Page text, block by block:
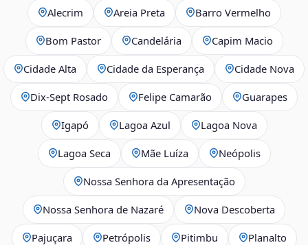
Alecrim Areia Preta Barro Vermelho
Bom Pastor Candelária Capim Macio
Cidade Alta Cidade da Esperança Cidade Nova
Dix‑Sept Rosado Felipe Camarão Guarapes
Igapó Lagoa Azul Lagoa Nova
Lagoa Seca Mãe Luíza Neópolis
Nossa Senhora da Apresentação
Nossa Senhora de Nazaré Nova Descoberta
Pajuçara Petrópolis Pitimbu Planalto